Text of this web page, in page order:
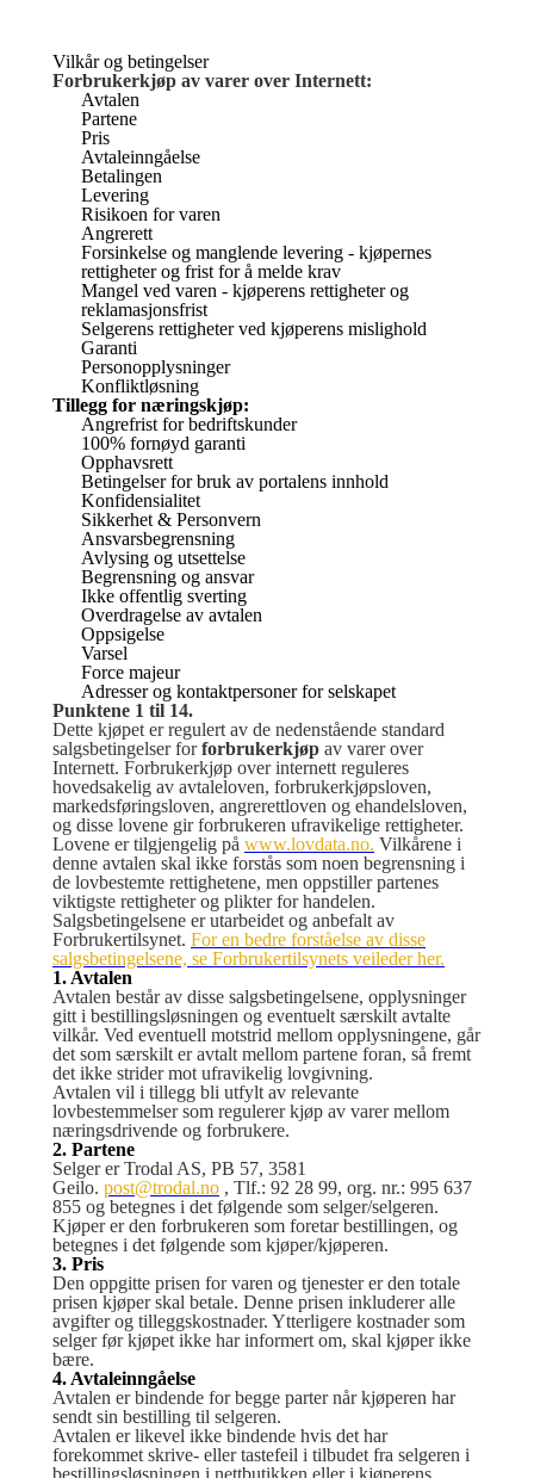
Vilkår og betingelser
Forbrukerkjøp av varer over Internett:
Avtalen
Partene
Pris
Avtaleinngåelse
Betalingen
Levering
Risikoen for varen
Angrerett
Forsinkelse og manglende levering - kjøpernes
rettigheter og frist for å melde krav
Mangel ved varen - kjøperens rettigheter og
reklamasjonsfrist
Selgerens rettigheter ved kjøperens mislighold
Garanti
Personopplysninger
Konfliktløsning
Tillegg for næringskjøp:
Angrefrist for bedriftskunder
100% fornøyd garanti
Opphavsrett
Betingelser for bruk av portalens innhold
Konfidensialitet
Sikkerhet & Personvern
Ansvarsbegrensning
Avlysing og utsettelse
Begrensning og ansvar
Ikke offentlig sverting
Overdragelse av avtalen
Oppsigelse
Varsel
Force majeur
Adresser og kontaktpersoner for selskapet
Punktene 1 til 14.
Dette kjøpet er regulert av de nedenstående standard
salgsbetingelser forforbrukerkjøp av varer over
Internett. Forbrukerkjøp over internett reguleres
hovedsakelig av avtaleloven, forbrukerkjøpsloven,
markedsføringsloven, angrerettloven og ehandelsloven,
og disse lovene gir forbrukeren ufravikelige rettigheter.
Lovene er tilgjengelig på www.lovdata.no. Vilkårene i
denne avtalen skal ikke forstås som noen begrensning i
de lovbestemte rettighetene, men oppstiller partenes
viktigste rettigheter og plikter for handelen.
Salgsbetingelsene er utarbeidet og anbefalt av
Forbrukertilsynet. For en bedre forståelse av disse
salgsbetingelsene, se Forbrukertilsynets veileder her.
1. Avtalen
Avtalen består av disse salgsbetingelsene, opplysninger
gitt i bestillingsløsningen og eventuelt særskilt avtalte
vilkår. Ved eventuell motstrid mellom opplysningene, går
det som særskilt er avtalt mellom partene foran, så fremt
det ikke strider mot ufravikelig lovgivning.
Avtalen vil i tillegg bli utfylt av relevante
lovbestemmelser som regulerer kjøp av varer mellom
næringsdrivende og forbrukere.
2. Partene
Selger er Trodal AS, PB 57, 3581
Geilo. post@trodal.no , Tlf.: 92 28 99, org. nr.: 995 637
855 og betegnes i det følgende som selger/selgeren.
Kjøper er den forbrukeren som foretar bestillingen, og
betegnes i det følgende som kjøper/kjøperen.
3. Pris
Den oppgitte prisen for varen og tjenester er den totale
prisen kjøper skal betale. Denne prisen inkluderer alle
avgifter og tilleggskostnader. Ytterligere kostnader som
selger før kjøpet ikke har informert om, skal kjøper ikke
bære.
4. Avtaleinngåelse
Avtalen er bindende for begge parter når kjøperen har
sendt sin bestilling til selgeren.
Avtalen er likevel ikke bindende hvis det har
forekommet skrive- eller tastefeil i tilbudet fra selgeren i
bestillingsløsningen i nettbutikken eller i kjøperens